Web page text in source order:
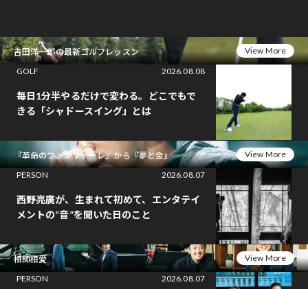
吉田洋一郎の最新ゴルフレッスン
View More
GOLF
2026.08.08
毎日1分半やるだけで変わる。どこでもで
きる「シャドースイング」とは
『革命のファンファーレ』から『夢と金』
View More
PERSON
2026.08.07
西野亮廣が、生まれて初めて、エンタテイ
メントの“音”を聞いた日のこと
相師相愛
View More
PERSON
2026.08.07